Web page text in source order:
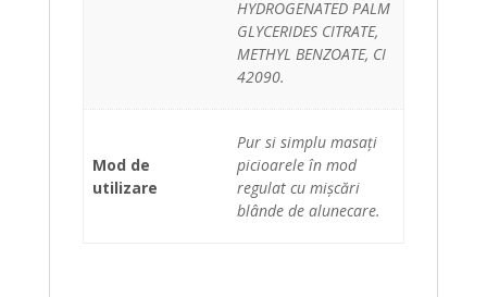
HYDROGENATED PALM
GLYCERIDES CITRATE,
METHYL BENZOATE, CI
42090.
Mod de
utilizare
Pur si simplu masați
picioarele în mod
regulat cu mișcări
blânde de alunecare.